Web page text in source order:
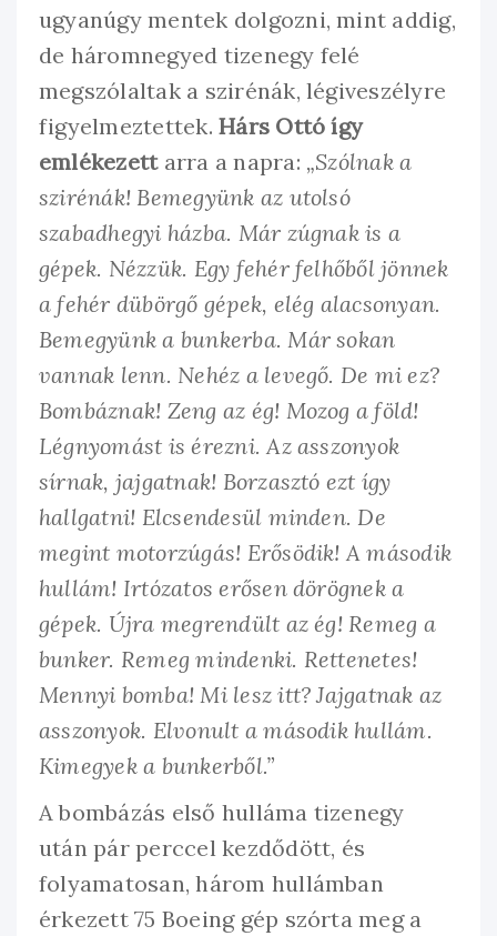
ugyanúgy mentek dolgozni, mint addig,
de háromnegyed tizenegy felé
megszólaltak a szirénák, légiveszélyre
figyelmeztettek.Hárs Ottó így
emlékezettarra a napra: „Szólnak a
szirénák! Bemegyünk az utolsó
szabadhegyi házba. Már zúgnak is a
gépek. Nézzük. Egy fehér felhőből jönnek
a fehér dübörgő gépek, elég alacsonyan.
Bemegyünk a bunkerba. Már sokan
vannak lenn. Nehéz a levegő. De mi ez?
Bombáznak! Zeng az ég! Mozog a föld!
Légnyomást is érezni. Az asszonyok
sírnak, jajgatnak! Borzasztó ezt így
hallgatni! Elcsendesül minden. De
megint motorzúgás! Erősödik! A második
hullám! Irtózatos erősen dörögnek a
gépek. Újra megrendült az ég! Remeg a
bunker. Remeg mindenki. Rettenetes!
Mennyi bomba! Mi lesz itt? Jajgatnak az
asszonyok. Elvonult a második hullám.
Kimegyek a bunkerből.”
A bombázás első hulláma tizenegy
után pár perccel kezdődött, és
folyamatosan, három hullámban
érkezett 75 Boeing gép szórta meg a